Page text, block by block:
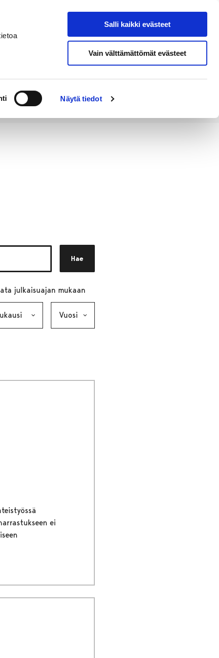
Näytä tiedot
Salli kaikki evästeet
Vain välttämättömät evästeet
Hae sivustolta
Hae
julkaisuajan mukaan
ei